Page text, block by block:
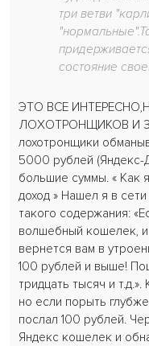
три ветви
состояние
ЭТО ВСЕ
ЛОХОТРОНЩИКОВ И
лохотронщики
5000 рублей (Яндекс-
большие суммы. « Как
доход » Нашел я в
такого содержания:
волшебный кошелек,
вернется вам в
100 рублей и выше!
тридцать тысяч и
но если порыть
послал 100 рублей.
Яндекс кошелек и